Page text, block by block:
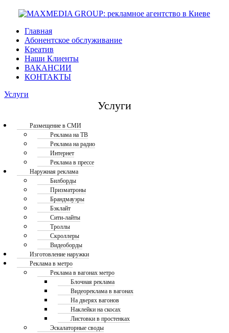
Главная
Абонентское обслуживание
Креатив
Наши Клиенты
ВАКАНСИИ
КОНТАКТЫ
Услуги
Услуги
Размещение в СМИ
Реклама на ТВ
Реклама на радио
Интернет
Реклама в прессе
Наружная реклама
Билборды
Призматроны
Брандмауэры
Бэклайт
Сити-лайты
Троллы
Скроллеры
Видеоборды
Изготовление наружки
Реклама в метро
Реклама в вагонах метро
Блочная реклама
Видеореклама в вагонах
На дверях вагонов
Наклейки на скосах
Листовки в простенках
Эскалаторные своды